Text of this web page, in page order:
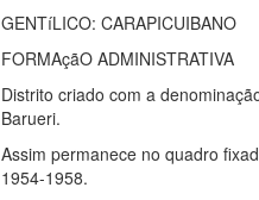
GENTíLICO: CARAPICUIBANO
FORMAçãO ADMINISTRATIVA
Distrito criado com a
Barueri.
Assim permanece no quadro
1954-1958.